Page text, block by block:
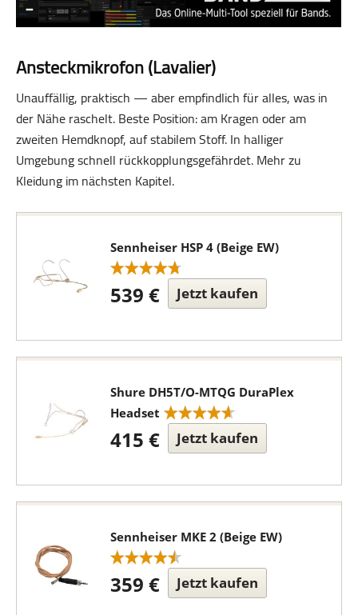
Ansteckmikrofon (Lavalier)
Unauffällig, praktisch — aber empfindlich für alles, was in
der Nähe raschelt. Beste Position: am Kragen oder am
zweiten Hemdknopf, auf stabilem Stoff. In halliger
Umgebung schnell rückkopplungsgefährdet. Mehr zu
Kleidung im nächsten Kapitel.
Sennheiser HSP 4 (Beige EW)
539 € Jetzt kaufen
Shure DH5T/O-MTQG DuraPlex
Headset
415 € Jetzt kaufen
Sennheiser MKE 2 (Beige EW)
359 € Jetzt kaufen